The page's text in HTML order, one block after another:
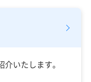
いたします。